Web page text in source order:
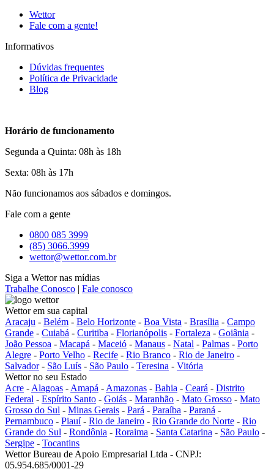
Wettor
Fale com a gente!
Informativos
Dúvidas frequentes
Política de Privacidade
Blog
Horário de funcionamento
Segunda a Quinta: 08h às 18h
Sexta: 08h às 17h
Não funcionamos aos sábados e domingos.
Fale com a gente
0800 085 3999
(85) 3066.3999
wettor@wettor.com.br
Siga a Wettor nas mídias
Trabalhe Conosco | Fale conosco
Wettor em sua capital
Aracaju - Belém - Belo Horizonte - Boa Vista - Brasília - Campo
Grande - Cuiabá - Curitiba - Florianópolis - Fortaleza - Goiânia -
João Pessoa - Macapá - Maceió - Manaus - Natal - Palmas - Porto
Alegre - Porto Velho - Recife - Rio Branco - Rio de Janeiro -
Salvador- São Luís - São Paulo - Teresina - Vitória
Wettor no seu Estado
Acre - Alagoas - Amapá - Amazonas - Bahia - Ceará - Distrito
Federal - Espírito Santo - Goiás - Maranhão - Mato Grosso - Mato
Grosso do Sul - Minas Gerais - Pará - Paraíba - Paraná -
Pernambuco - Piauí- Rio de Janeiro - Rio Grande do Norte - Rio
Grande do Sul - Rondônia - Roraima - Santa Catarina - São Paulo -
Sergipe - Tocantins
Wettor Bureau de Apoio Empresarial Ltda - CNPJ:
05.954.685/0001-29